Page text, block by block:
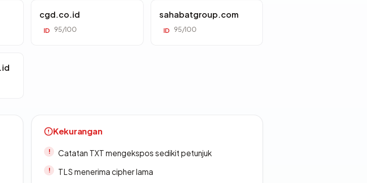
cgd.co.id
ID 95/100
sahabatgroup.com
ID 95/100
Kekurangan
Catatan TXT mengekspos sedikit petunjuk
TLS menerima cipher lama